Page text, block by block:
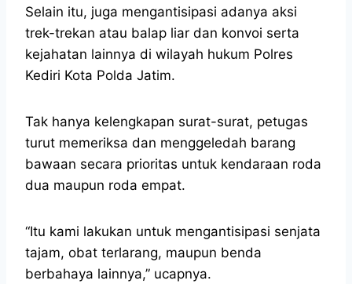
Selain itu, juga mengantisipasi adanya aksi
trek-trekan atau balap liar dan konvoi serta
kejahatan lainnya di wilayah hukum Polres
Kediri Kota Polda Jatim.
Tak hanya kelengkapan surat-surat, petugas
turut memeriksa dan menggeledah barang
bawaan secara prioritas untuk kendaraan roda
dua maupun roda empat.
“Itu kami lakukan untuk mengantisipasi senjata
tajam, obat terlarang, maupun benda
berbahaya lainnya,” ucapnya.